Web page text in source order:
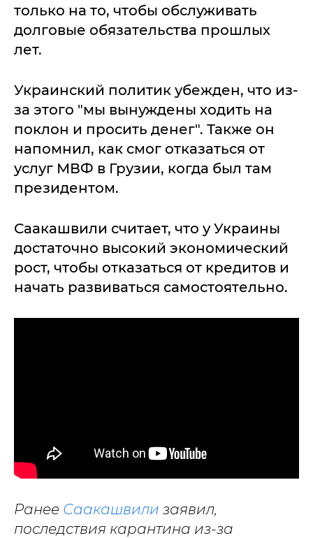
только на то, чтобы обслуживать
долговые обязательства прошлых
лет.
Украинский политик убежден, что из-
за этого "мы вынуждены ходить на
поклон и просить денег". Также он
напомнил, как смог отказаться от
услуг МВФ в Грузии, когда был там
президентом.
Саакашвили считает, что у Украины
достаточно высокий экономический
рост, чтобы отказаться от кредитов и
начать развиваться самостоятельно.
Ранее Саакашвили заявил,
последствия карантина из-за